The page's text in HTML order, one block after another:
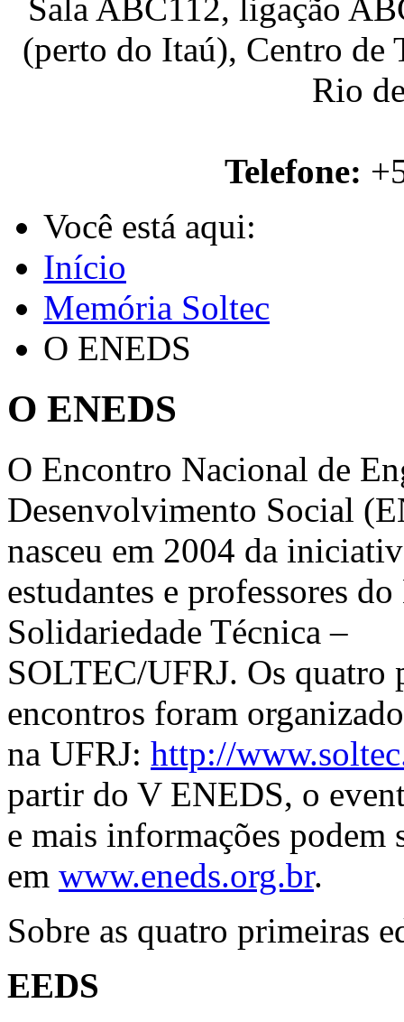
Sala ABC112, ligação
(perto do Itaú), Centro de
Rio
Telefone:
Você está aqui:
Início
Memória Soltec
O ENEDS
O ENEDS
O Encontro Nacional de
Desenvolvimento Social
nasceu em 2004 da
estudantes e professores
Solidariedade Técnica –
SOLTEC/UFRJ. Os quatro
encontros foram
na UFRJ: http://
partir do V ENEDS, o
e mais informações podem
em www.eneds.org.br.
Sobre as quatro primeiras
EEDS